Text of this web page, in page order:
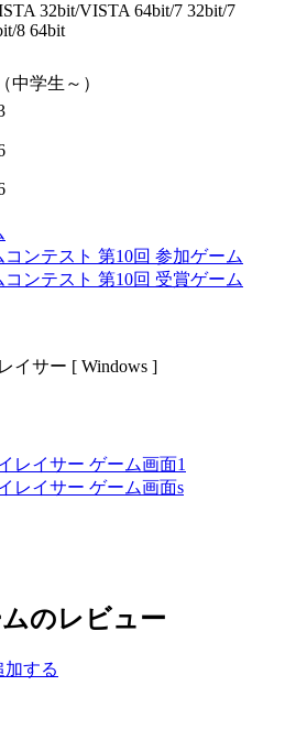
32bit/VISTA 64bit/7 32bit/7
8 64bit
中学生～）
ンテスト 第10回 参加ゲーム
ンテスト 第10回 受賞ゲーム
イサー [ Windows ]
のレビュー
加する